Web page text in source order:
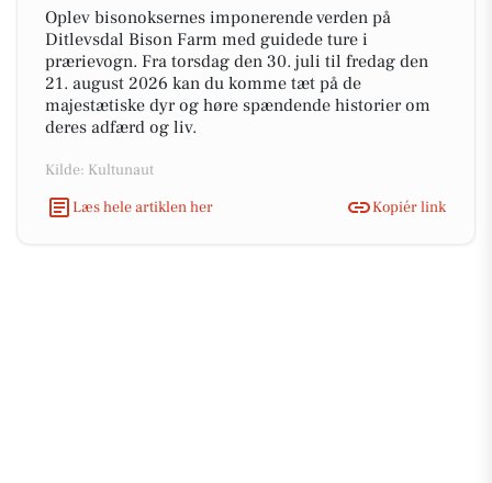
Oplev bisonoksernes imponerende verden på
Ditlevsdal Bison Farm med guidede ture i
prærievogn. Fra torsdag den 30. juli til fredag den
21. august 2026 kan du komme tæt på de
majestætiske dyr og høre spændende historier om
deres adfærd og liv.
Kilde: Kultunaut
Læs hele artiklen her
Kopiér link